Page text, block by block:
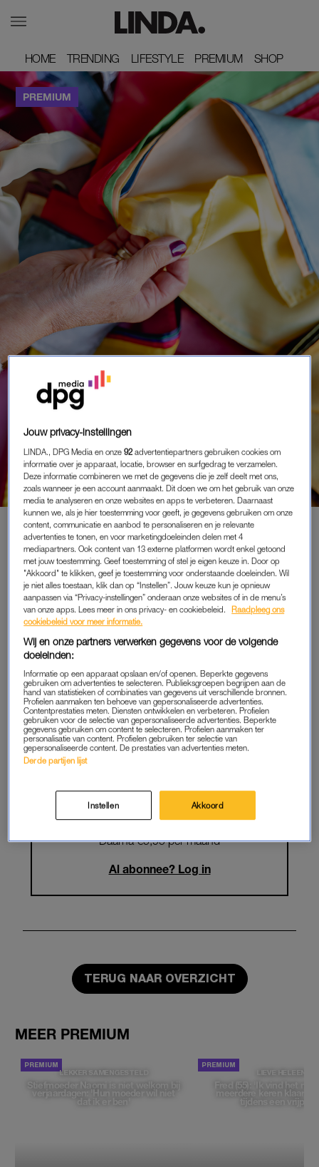
HOME
HOME TRENDING
TRENDING LIFESTYLE
LIFESTYLE PREMIUM
PREMIUM SHOP
SHOP
WIL JE WINNEN
WELKE KLEUR LAAT JOU
STRALEN? MAAK 20X KANS OP
EEN KLEURADVIES-SESSIE
PREMIUM
LEES VERDER MET
PREMIUM
Krijg onbeperkt toegang tot alle
artikelen
Lees LINDA.magazine online
Geniet van te gekke winacties en
lekkere puzzels
Maandelijks opzegbaar
START GRATIS MAAND
Daarna €5,95 per maand
Al abonnee? Log in
TERUG NAAR OVERZICHT
MEER PREMIUM
LEKKER SAMENGESTELD
Stiefmoeder Naomi is niet welkom bij
verjaardagen: 'Hun moeder wil niet
dat ik er ben'
LIEVE HELEEN
Fred (55): 'Ik vind het
meerdere keren klaar te
tijdens een
Jouw privacy-instellingen
LINDA., DPG Media en onze92 advertentiepartners gebruiken cookies om
informatie over je apparaat, locatie, browser en surfgedrag te verzamelen.
Deze informatie combineren we met de gegevens die je zelf deelt met ons,
zoals wanneer je een account aanmaakt. Dit doen we om het gebruik van onze
media te analyseren en onze websites en apps te verbeteren. Daarnaast
kunnen we, als je hier toestemming voor geeft, je gegevens gebruiken om onze
content, communicatie en aanbod te personaliseren en je relevante
advertenties te tonen, en voor marketingdoeleinden delen met 4
mediapartners. Ook content van 13 externe platformen wordt enkel getoond
met jouw toestemming. Geef toestemming of stel je eigen keuze in. Door op
"Akkoord" te klikken, geef je toestemming voor onderstaande doeleinden. Wil
je niet alles toestaan, klik dan op “Instellen”. Jouw keuze kun je opnieuw
aanpassen via “Privacy-instellingen” onderaan onze websites of in de menu’s
van onze apps. Lees meer in ons privacy- en cookiebeleid.
Raadpleeg ons
cookiebeleid voor meer informatie.
Wij en onze partners verwerken gegevens voor de volgende
doeleinden:
Informatie op een apparaat opslaan en/of openen. Beperkte gegevens
gebruiken om advertenties te selecteren. Publieksgroepen begrijpen aan de
hand van statistieken of combinaties van gegevens uit verschillende bronnen.
Profielen aanmaken ten behoeve van gepersonaliseerde advertenties.
Contentprestaties meten. Diensten ontwikkelen en verbeteren. Profielen
gebruiken voor de selectie van gepersonaliseerde advertenties. Beperkte
gegevens gebruiken om content te selecteren. Profielen aanmaken ter
personalisatie van content. Profielen gebruiken ter selectie van
gepersonaliseerde content. De prestaties van advertenties meten.
Derde partijen lijst
Instellen Akkoord